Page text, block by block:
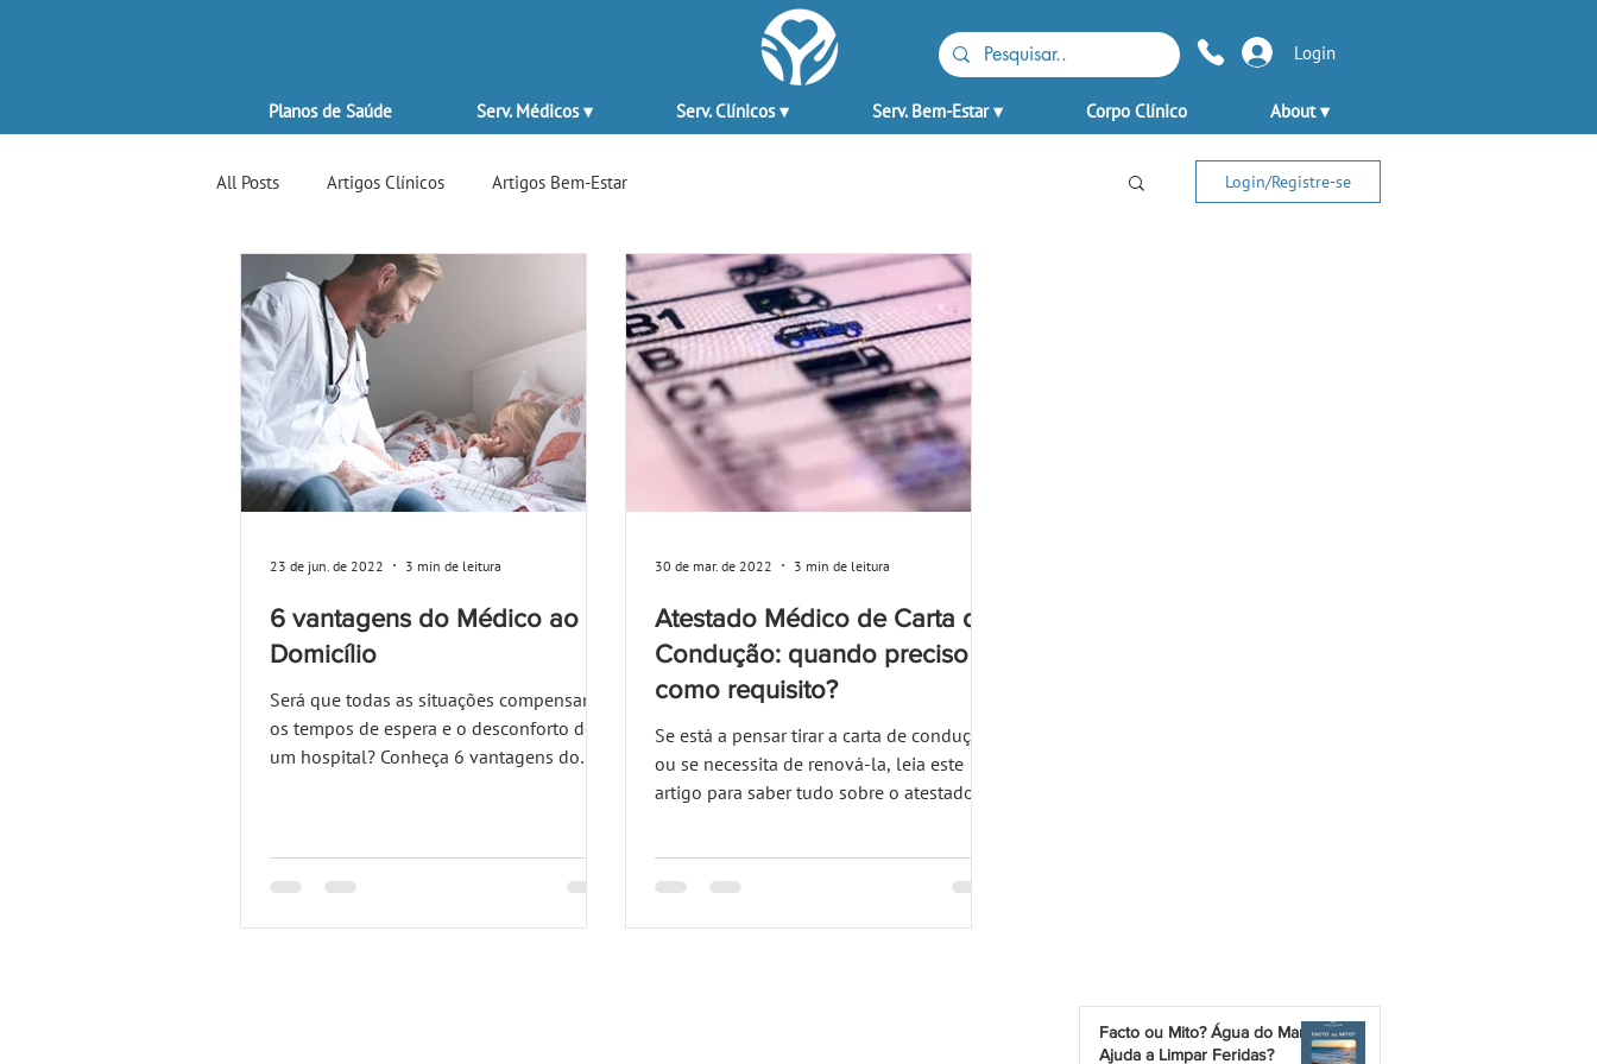
Planos de Saúde Serv. Médicos ▾ Serv. Clínicos ▾ Serv. Bem-Estar ▾ Corpo Clínico About ▾
Login
All Posts Artigos Clínicos Artigos Bem-Estar Login/Registre-se
6 vantagens do Médico ao
Domicílio
Será que todas as situações compensam
os tempos de espera e o desconforto de
um hospital? Conheça 6 vantagens do
23 de jun. de 2022 3 min de leitura
Atestado Médico de Carta de
Condução: quando preciso e
como requisito?
Se está a pensar tirar a carta de condução
ou se necessita de renová-la, leia este
artigo para saber tudo sobre o atestado
30 de mar. de 2022 3 min de leitura
Facto ou Mito? Água do Mar
Ajuda a Limpar Feridas?